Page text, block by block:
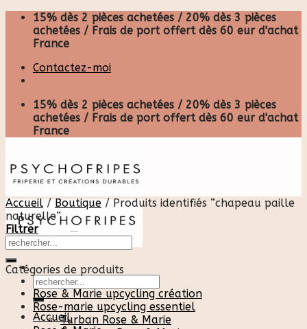
Skip
content
15% dès 2 pièces achetées / 20% dès 3 pièces
achetées / Frais de port offert dès 60 eur d'achat
France
Contactez-moi
15% dès 2 pièces achetées / 20% dès 3 pièces
achetées / Frais de port offert dès 60 eur d'achat
France
Recherche
pour :
Accueil
Accueil / Boutique /Produits identifiés “chapeau paille
naturelle”
Filtrer
Catégories de produits
Rose & Marie upcycling création
Rose-marie upcycling essentiel
Turban Rose & Marie